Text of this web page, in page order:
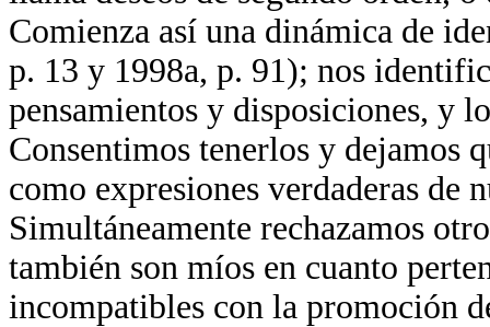
Comienza así una dinámica de
p. 13 y 1998a, p. 91); nos
pensamientos y disposiciones, y
Consentimos tenerlos y dejamos
como expresiones verdaderas
Simultáneamente rechazamos
también son míos en cuanto
incompatibles con la promoción